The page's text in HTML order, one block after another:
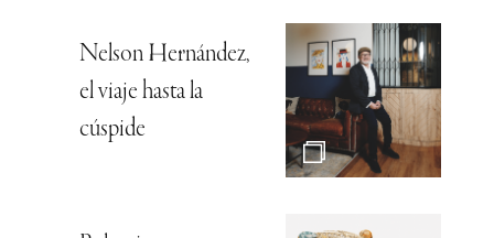
Nelson Hernández,
el viaje hasta la
cúspide